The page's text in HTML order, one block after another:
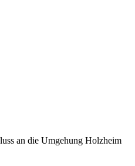
an die Umgehung Holzheim